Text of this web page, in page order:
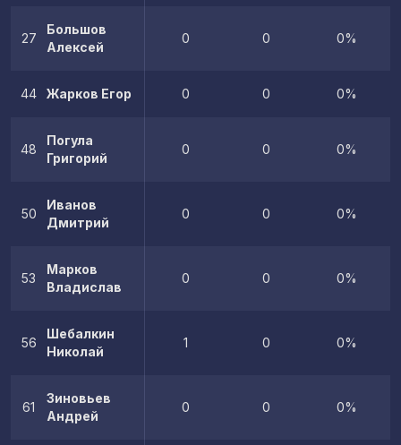
27
Большов
Алексей
0 0 0%
44 Жарков Егор 0 0 0%
48
Погула
Григорий
0 0 0%
50
Иванов
Дмитрий
0 0 0%
53
Марков
Владислав
0 0 0%
56
Шебалкин
Николай
1 0 0%
61
Зиновьев
Андрей
0 0 0%